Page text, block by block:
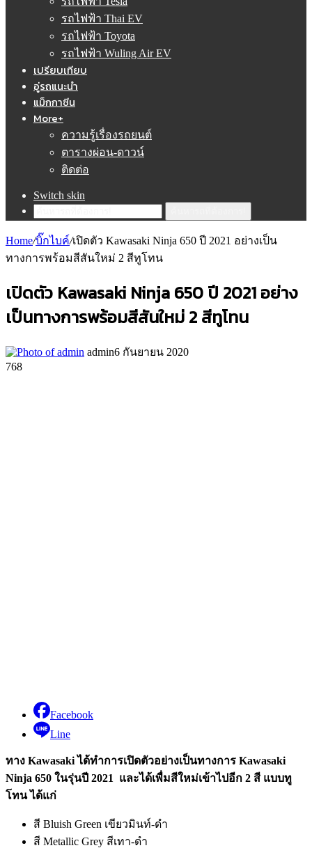
รถไฟฟ้า Thai EV
รถไฟฟ้า Toyota
รถไฟฟ้า Wuling Air EV
เปรียบเทียบ
อู่รถแนะนำ
แม็กกาซีน
More+
ความรู้เรื่องรถยนต์
ตารางผ่อน-ดาวน์
ติดต่อ
Switch skin
Home/บิ๊กไบค์/เปิดตัว Kawasaki Ninja 650 ปี 2021 อย่างเป็น
ทางการพร้อมสีสันใหม่ 2 สีทูโทน
เปิดตัว Kawasaki Ninja 650 ปี 2021 อย่าง
เป็นทางการพร้อมสีสันใหม่ 2 สีทูโทน
admin6 กันยายน 2020
768
Facebook
Line
ทาง Kawasaki ได้ทำการเปิดตัวอย่างเป็นทางการ Kawasaki
Ninja 650 ในรุ่นปี 2021 และได้เพื่มสีใหม่เข้าไปอีก 2 สี แบบทู
โทน ได้แก่
สี Bluish Green เขียวมินท์-ดำ
สี Metallic Grey สีเทา-ดำ